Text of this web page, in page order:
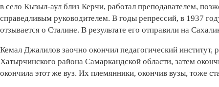
в село Кызыл-аул близ Керчи, работал преподавателем,
справедливым руководителем. В годы репрессий, в 1937
отзывается о Сталине. В результате его отправили на
Кемал Джалилов заочно окончил педагогический институт,
Хатырчинского района Самаркандской области, затем
окончила этот же вуз. Их племянники, окончив вузы, тоже